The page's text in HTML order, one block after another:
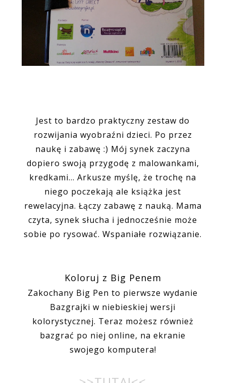
Jest to bardzo praktyczny zestaw do
rozwijania wyobraźni dzieci. Po przez
naukę i zabawę :) Mój synek zaczyna
dopiero swoją przygodę z malowankami,
kredkami... Arkusze myślę, że trochę na
niego poczekają ale książka jest
rewelacyjna. Łączy zabawę z nauką. Mama
czyta, synek słucha i jednocześnie może
sobie po rysować. Wspaniałe rozwiązanie.
Koloruj z Big Penem
Zakochany Big Pen to pierwsze wydanie
Bazgrajki w niebieskiej wersji
kolorystycznej. Teraz możesz również
bazgrać po niej online, na ekranie
swojego komputera!